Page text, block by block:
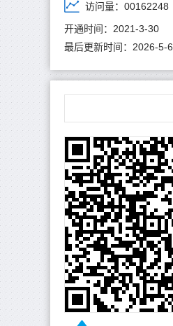
访问量： 00162248
开通时间： 2021-3-30
最后更新时间： 2026-5-6